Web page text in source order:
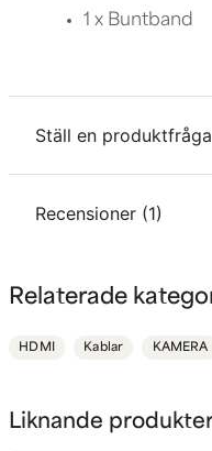
Liknande
1 x Buntband
Ställ en produktfråga
question
Fråga oss något om
email
Mejladress
Recensioner (1)
Thomas
Relaterade
HDMI Kablar KAMERA